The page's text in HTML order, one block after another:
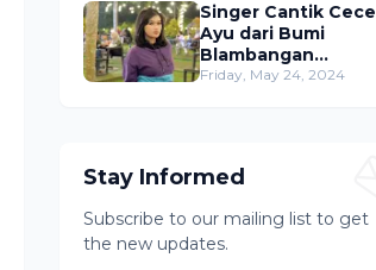
Singer Cantik Cece
Ayu dari Bumi
Blambangan
Banyuwangi Siap
Friday, May 24, 2024
Stay Informed
Subscribe to our mailing list to get
the new updates.